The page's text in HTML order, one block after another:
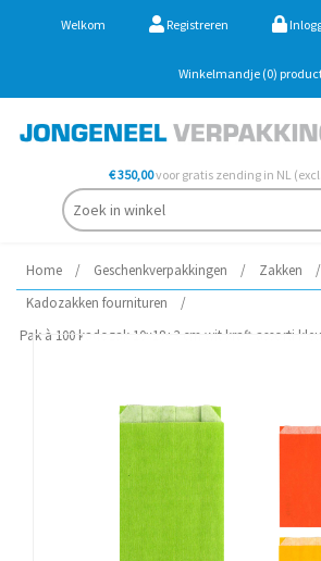
Welkom Registreren
Winkelmandje (0)
€ 350,00voor gratis zending in NL
Home / Geschenkverpakkingen / Zakken
/
Kadozakken fournituren
/
Pak à 100 kadozak 10x18+3 cm wit kraft assorti